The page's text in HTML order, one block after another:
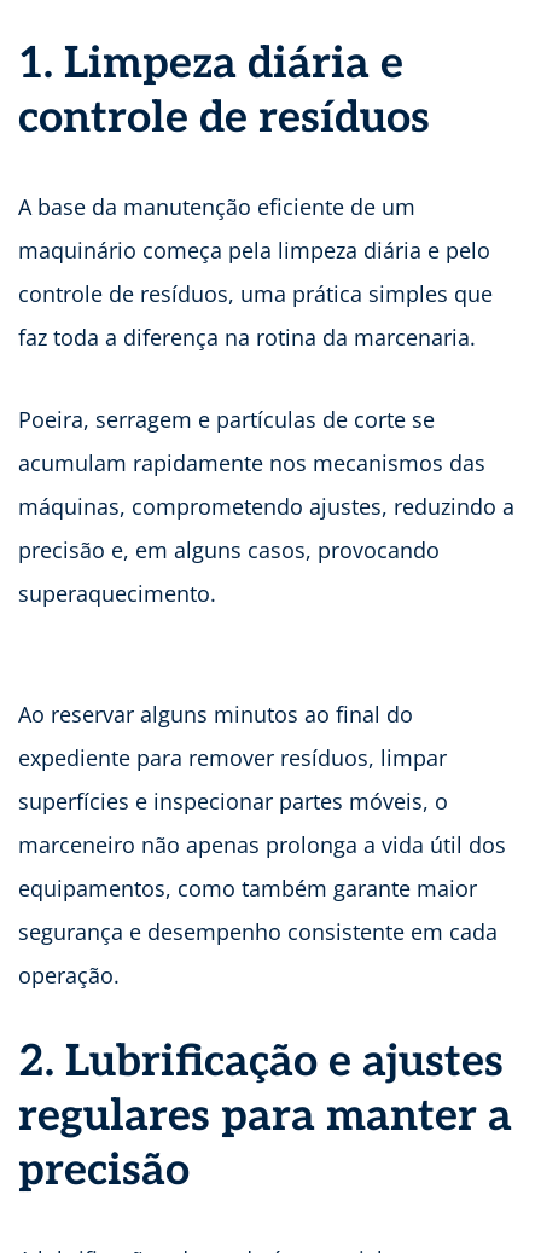
1. Limpeza diária e
controle de resíduos
A base da manutenção eficiente de um
maquinário começa pela limpeza diária e pelo
controle de resíduos, uma prática simples que
faz toda a diferença na rotina da marcenaria.
Poeira, serragem e partículas de corte se
acumulam rapidamente nos mecanismos das
máquinas, comprometendo ajustes, reduzindo a
precisão e, em alguns casos, provocando
superaquecimento.
Ao reservar alguns minutos ao final do
expediente para remover resíduos, limpar
superfícies e inspecionar partes móveis, o
marceneiro não apenas prolonga a vida útil dos
equipamentos, como também garante maior
segurança e desempenho consistente em cada
operação.
2. Lubrificação e ajustes
regulares para manter a
precisão